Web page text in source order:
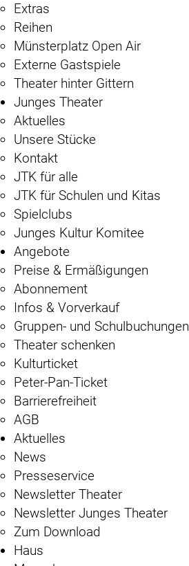
Extras
Reihen
Münsterplatz Open Air
Externe Gastspiele
Theater hinter Gittern
Junges Theater
Aktuelles
Unsere Stücke
Kontakt
JTK für alle
JTK für Schulen und Kitas
Spielclubs
Junges Kultur Komitee
Angebote
Preise & Ermäßigungen
Abonnement
Infos & Vorverkauf
Gruppen- und Schulbuchungen
Theater schenken
Kulturticket
Peter-Pan-Ticket
Barrierefreiheit
AGB
Aktuelles
News
Presseservice
Newsletter Theater
Newsletter Junges Theater
Zum Download
Haus